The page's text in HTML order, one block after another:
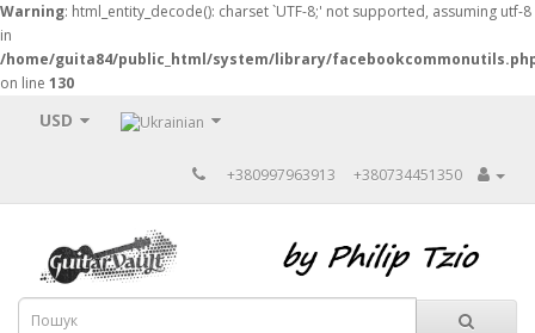
Warning: html_entity_decode(): charset `UTF-8;' not supported, assuming utf-8
in
/home/guita84/public_html/system/library/
on line 130
USD
+380997963913 +380734451350